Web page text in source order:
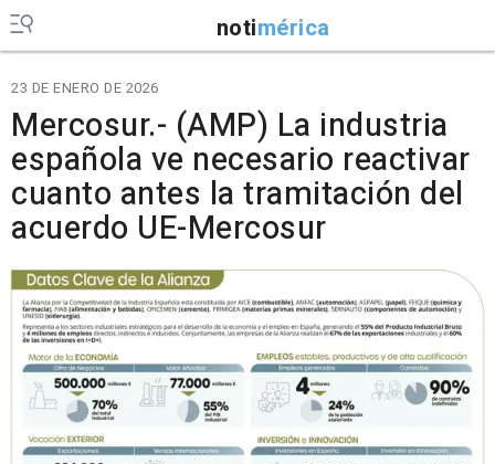
notimérica
23 DE ENERO DE 2026
Mercosur.- (AMP) La industria
española ve necesario reactivar
cuanto antes la tramitación del
acuerdo UE-Mercosur